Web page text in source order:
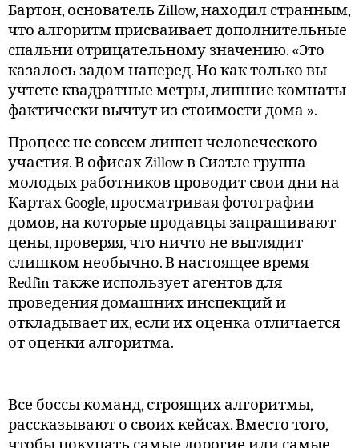
Бартон, основатель Zillow, находил странным,
что алгоритм присваивает дополнительные
спальни отрицательному значению. «Это
казалось задом наперед. Но как только вы
учтете квадратные метры, лишние комнаты
фактически вычтут из стоимости дома ».
Процесс не совсем лишен человеческого
участия. В офисах Zillow в Сиэтле группа
молодых работников проводит свои дни на
Картах Google, просматривая фотографии
домов, на которые продавцы запрашивают
цены, проверяя, что ничто не выглядит
слишком необычно. В настоящее время
Redfin также использует агентов для
проведения домашних инспекций и
откладывает их, если их оценка отличается
от оценки алгоритма.
Все боссы команд, строящих алгоритмы,
рассказывают о своих кейсах. Вместо того,